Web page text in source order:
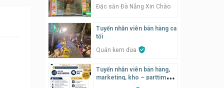
Đặc sản Đà Nẵng Xin Chào
Tuyển nhân viên bán hàng ca
tối
Quán kem dừa
Tuyển nhân viên bán hàng,
marketing, kho – parttime,